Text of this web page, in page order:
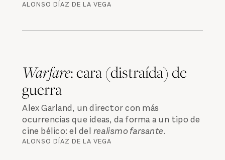
ALONSO DÍAZ DE LA VEGA
Warfare: cara (distraída) de
guerra
Alex Garland, un director con más
ocurrencias que ideas, da forma a un tipo de
cine bélico: el delrealismo farsante.
ALONSO DÍAZ DE LA VEGA